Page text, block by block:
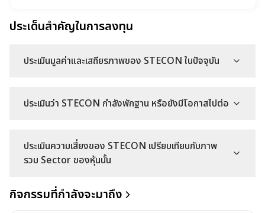
ประเด็นสำคัญในการลงทุน
ประเมินมูลค่าและเสถียรภาพของ STECON ในปัจจุบัน
ประเมินว่า STECON กำลังพักฐาน หรือยังมีโอกาสไปต่อ
ประเมินความเสี่ยงของ STECON เปรียบเทียบกับภาพ
รวม Sector ของหุ้นนั้น
กิจกรรมที่กำลังจะมาถึง